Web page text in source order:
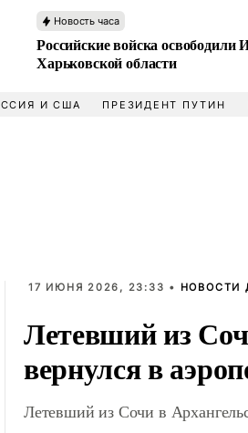
Новость часа
Российские войска освободили
Харьковской области
И США ПРЕЗИДЕНТ ПУТИН
17 ИЮНЯ 2026, 23:33 • НОВОСТИ
Летевший из
вернулся в
Летевший из Сочи в